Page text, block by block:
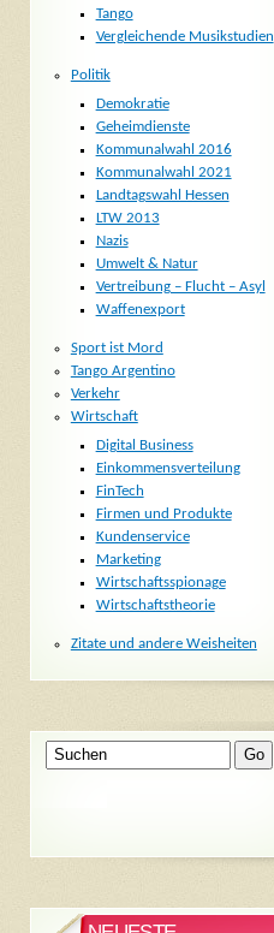
Tango
Vergleichende Musikstudien
Politik
Demokratie
Geheimdienste
Kommunalwahl 2016
Kommunalwahl 2021
Landtagswahl Hessen
LTW 2013
Nazis
Umwelt & Natur
Vertreibung – Flucht – Asyl
Waffenexport
Sport ist Mord
Tango Argentino
Verkehr
Wirtschaft
Digital Business
Einkommensverteilung
FinTech
Firmen und Produkte
Kundenservice
Marketing
Wirtschaftsspionage
Wirtschaftstheorie
Zitate und andere Weisheiten